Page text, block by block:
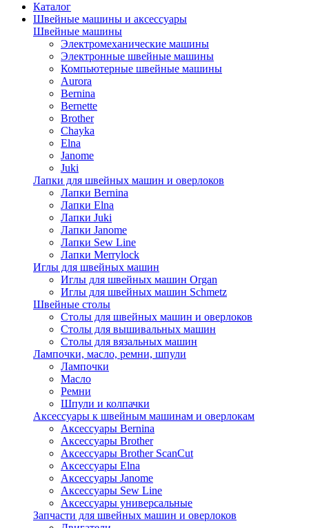
Каталог
Швейные машины и аксессуары
Швейные машины
Электромеханические машины
Электронные швейные машины
Компьютерные швейные машины
Aurora
Bernina
Bernette
Brother
Chayka
Elna
Janome
Juki
Лапки для швейных машин и оверлоков
Лапки Bernina
Лапки Elna
Лапки Juki
Лапки Janome
Лапки Sew Line
Лапки Merrylock
Иглы для швейных машин
Иглы для швейных машин Organ
Иглы для швейных машин Schmetz
Швейные столы
Столы для швейных машин и оверлоков
Столы для вышивальных машин
Столы для вязальных машин
Лампочки, масло, ремни, шпули
Лампочки
Масло
Ремни
Шпули и колпачки
Аксессуары к швейным машинам и оверлокам
Аксессуары Bernina
Аксессуары Brother
Аксессуары Brother ScanCut
Аксессуары Elna
Аксессуары Janome
Аксессуары Sew Line
Аксессуары универсальные
Запчасти для швейных машин и оверлоков